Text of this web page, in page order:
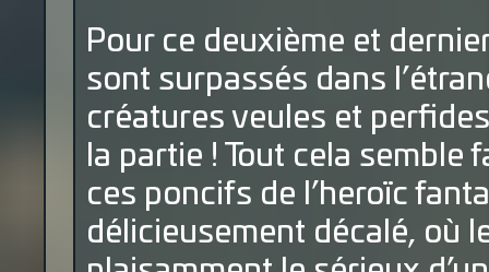
Pour ce deuxième et
sont surpassés dans
créatures veules et
la partie ! Tout cela semble
ces poncifs de l’heroïc
délicieusement décalé, où